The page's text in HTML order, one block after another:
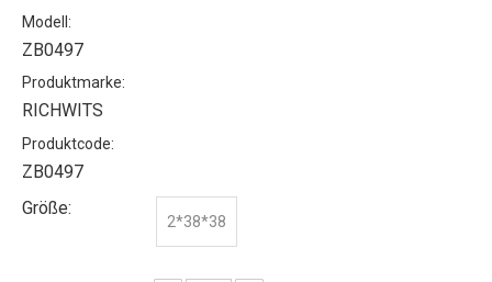
Modell:
ZB0497
Produktmarke:
RICHWITS
Produktcode:
ZB0497
Größe:
2*38*38